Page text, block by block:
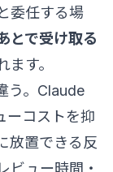
委任する場
とで受け取る
す。
う。Claude
ーコストを抑
放置できる反
ビュー時間・